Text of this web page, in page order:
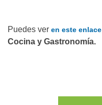
Puedes ver en este enlace
Cocina y Gastronomía.